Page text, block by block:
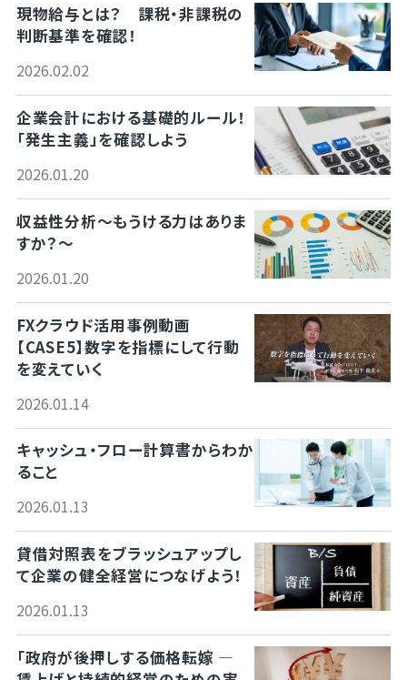
現物給与とは？ 課税・非課税の
判断基準を確認！
2026.02.02
企業会計における基礎的ルール！
「発生主義」を確認しよう
2026.01.20
収益性分析～もうける力はありま
すか？～
2026.01.20
FXクラウド活用事例動画
【CASE5】数字を指標にして行動
を変えていく
2026.01.14
キャッシュ・フロー計算書からわか
ること
2026.01.13
貸借対照表をブラッシュアップし
て企業の健全経営につなげよう！
2026.01.13
「政府が後押しする価格転嫁 ―